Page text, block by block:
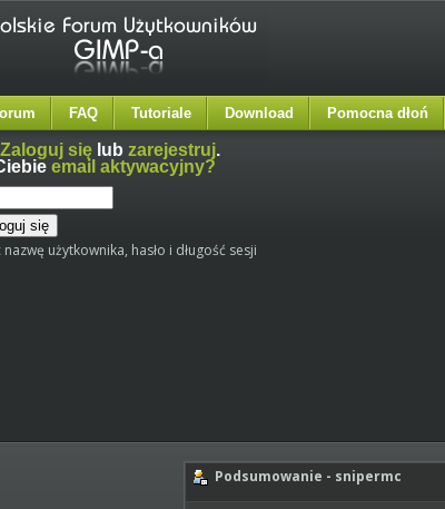
FAQ Tutoriale Download Pomocna dłoń
Zaloguj się lubzarejestruj.
email aktywacyjny?
użytkownika, hasło i długość sesji
Podsumowanie - snipermc